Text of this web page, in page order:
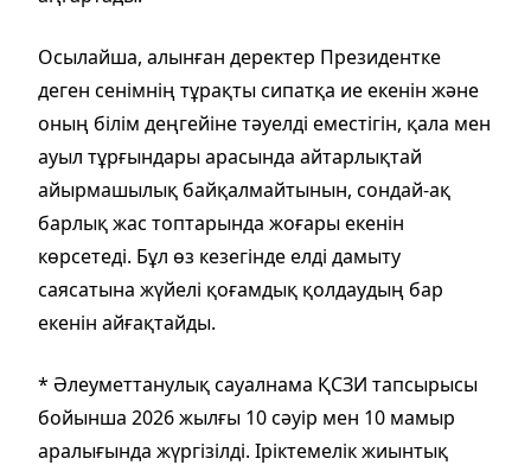
Осылайша, алынған деректер Президентке
деген сенімнің тұрақты сипатқа ие екенін және
оның білім деңгейіне тәуелді еместігін, қала мен
ауыл тұрғындары арасында айтарлықтай
айырмашылық байқалмайтынын, сондай-ақ
барлық жас топтарында жоғары екенін
көрсетеді. Бұл өз кезегінде елді дамыту
саясатына жүйелі қоғамдық қолдаудың бар
екенін айғақтайды.
* Әлеуметтанулық сауалнама ҚСЗИ тапсырысы
бойынша 2026 жылғы 10 сәуір мен 10 мамыр
аралығында жүргізілді. Іріктемелік жиынтық